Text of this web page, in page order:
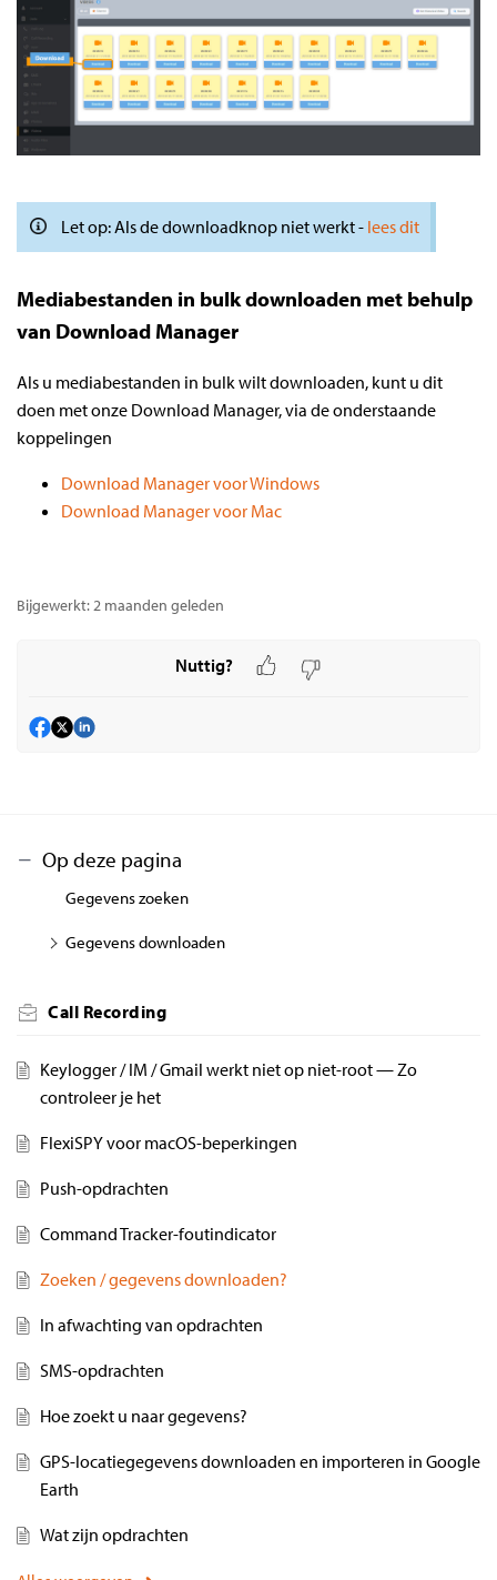
Let op: Als de downloadknop niet werkt - lees dit
Mediabestanden in bulk downloaden met behulp
van Download Manager
Als u mediabestanden in bulk wilt downloaden, kunt u dit
doen met onze Download Manager, via de onderstaande
koppelingen
Download Manager voor Windows
Download Manager voor Mac
Bijgewerkt:2 maanden geleden
Nuttig?
Op deze pagina
Gegevens zoeken
Gegevens downloaden
Call Recording
Keylogger / IM / Gmail werkt niet op niet-root — Zo
controleer je het
FlexiSPY voor macOS-beperkingen
Push-opdrachten
Command Tracker-foutindicator
Zoeken / gegevens downloaden?
In afwachting van opdrachten
SMS-opdrachten
Hoe zoekt u naar gegevens?
GPS-locatiegegevens downloaden en importeren in Google
Earth
Wat zijn opdrachten